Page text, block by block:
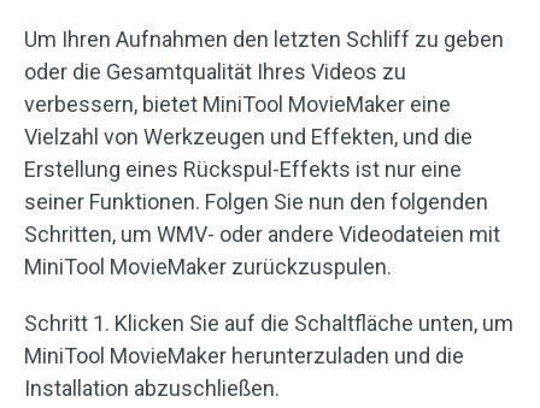
Um Ihren Aufnahmen den letzten Schliff zu geben
oder die Gesamtqualität Ihres Videos zu
verbessern, bietet MiniTool MovieMaker eine
Vielzahl von Werkzeugen und Effekten, und die
Erstellung eines Rückspul-Effekts ist nur eine
seiner Funktionen. Folgen Sie nun den folgenden
Schritten, um WMV- oder andere Videodateien mit
MiniTool MovieMaker zurückzuspulen.
Schritt 1. Klicken Sie auf die Schaltfläche unten, um
MiniTool MovieMaker herunterzuladen und die
Installation abzuschließen.